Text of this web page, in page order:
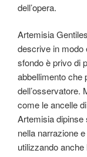
dell’opera.
Artemisia
descrive in modo
sfondo è privo di
abbellimento che
dell’osservatore.
come le ancelle
Artemisia
nella narrazione
utilizzando